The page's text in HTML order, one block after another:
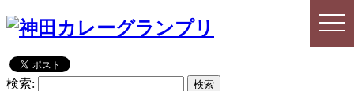
検索: